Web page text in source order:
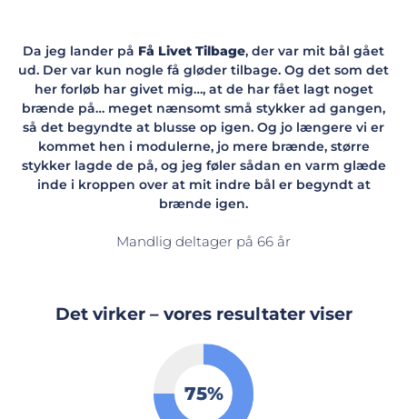
Da jeg lander på Få Livet Tilbage, der var mit bål gået
ud. Der var kun nogle få gløder tilbage. Og det som det
her forløb har givet mig…, at de har fået lagt noget
brænde på… meget nænsomt små stykker ad gangen,
så det begyndte at blusse op igen. Og jo længere vi er
kommet hen i modulerne, jo mere brænde, større
stykker lagde de på, og jeg føler sådan en varm glæde
inde i kroppen over at mit indre bål er begyndt at
brænde igen.
Mandlig deltager på 66 år
Det virker – vores resultater viser
75%